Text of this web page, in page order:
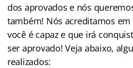
dos aprovados e nós
também! Nós acreditamos em
você é capaz e que irá
ser aprovado! Veja abaixo,
realizados: